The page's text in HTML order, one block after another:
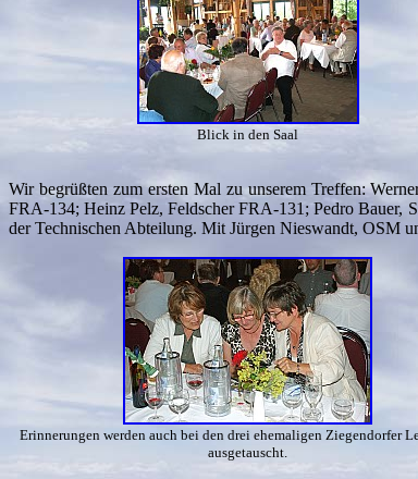
Blick in den Saal
Wir begrüßten zum ersten Mal zu unserem Treffen:
FRA-134; Heinz Pelz, Feldscher FRA-131; Pedro Bauer,
der Technischen Abteilung. Mit Jürgen Nieswandt, OSM
Erinnerungen werden auch bei den drei ehemaligen Ziegendorfer
ausgetauscht.